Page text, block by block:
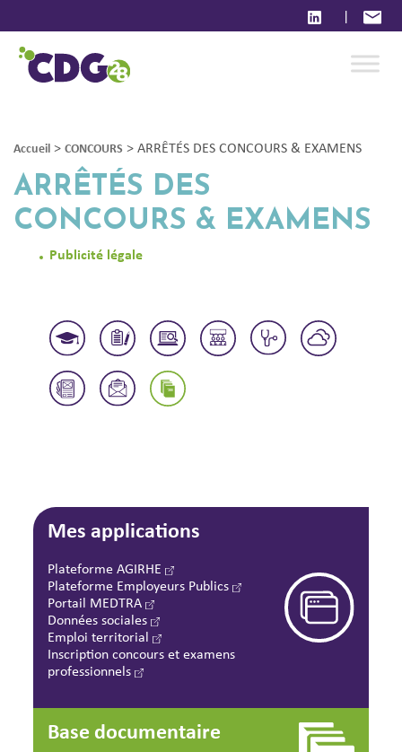
|
Accueil > CONCOURS >ARRÊTÉS DES CONCOURS & EXAMENS
ARRÊTÉS DES
CONCOURS & EXAMENS
Publicité légale
Mes applications
Plateforme AGIRHE
Plateforme Employeurs Publics
Portail MEDTRA
Données sociales
Emploi territorial
Inscription concours et examens
professionnels
Base documentaire